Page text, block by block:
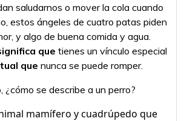
saludarnos o mover la cola cuando
estos ángeles de cuatro patas piden
y algo de buena comida y agua.
que tienes un vínculo especial
que nunca se puede romper.
¿cómo se describe a un perro?
mamífero y cuadrúpedo que